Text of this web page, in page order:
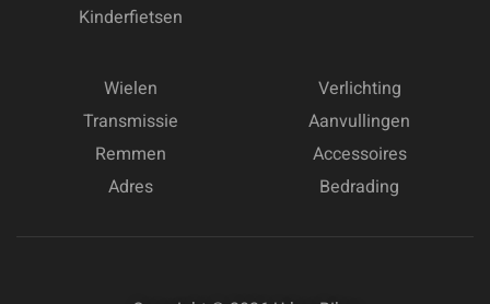
Kinderfietsen
Wielen
Transmissie
Remmen
Adres
Verlichting
Aanvullingen
Accessoires
Bedrading